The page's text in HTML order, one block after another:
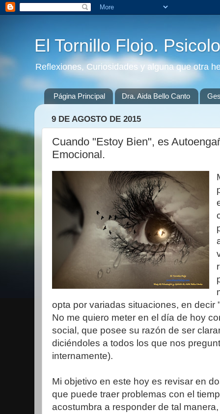
El Tornillo Flojo.
Reflexiones, Curiosidades y alguna que otra
Página Principal Dra. Aida Bello Canto
9 DE AGOSTO DE 2015
Cuando "Estoy Bien", es
Emocional.
opta por variadas situaciones, en decir
No me quiero meter en el día de hoy
social, que posee su razón de ser
diciéndoles a todos los que nos
internamente).
Mi objetivo en este hoy es revisar en
que puede traer problemas con el
acostumbra a responder de tal